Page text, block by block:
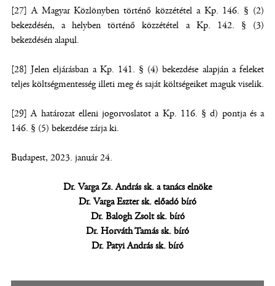
[27] A Magyar Közlönyben történő közzététel a Kp. 146. § (2)
bekezdésén, a helyben történő közzététel a Kp. 142. § (3)
bekezdésén alapul.
[28] Jelen eljárásban a Kp. 141. § (4) bekezdése alapján a feleket
teljes költségmentesség illeti meg és saját költségeiket maguk viselik.
[29] A határozat elleni jogorvoslatot a Kp. 116. § d) pontja és a
146. § (5) bekezdése zárja ki.
Budapest, 2023. január 24.
Dr. Varga Zs. András sk. a tanács elnöke
Dr. Varga Eszter sk. előadó bíró
Dr. Balogh Zsolt sk. bíró
Dr. Horváth Tamás sk. bíró
Dr. Patyi András sk. bíró